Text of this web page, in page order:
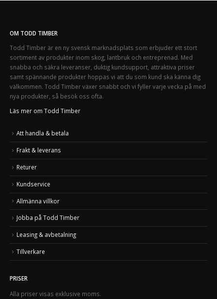
OM TODD TIMBER
Todd Timber är en ny svensk marknadsplats som erbjuder ett stort
sortiment av produkter inom skog, lantbruk och entreprenad. Med
snabba och säkra leveranser, duktig kundsupport, attraktiva priser
samt spännande produkter hoppas vi att du som kund ska känna dig
välkommen. Todd Timber växer snabbt och vi fyller varje vecka på med
nya produkter, så besök oss ofta.
Läs mer om Todd Timber
Att handla & betala
Frakt & leverans
Returer
Kundservice
Allmänna villkor
Jobba på Todd Timber
Leasing & avbetalning
Tillverkare
PRISER
Alla priser visas exklusive moms.